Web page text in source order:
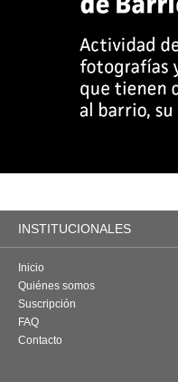
INSTITUCIONALES
Inicio
Quiénes somos
Suscripción
FAQ
Contacto